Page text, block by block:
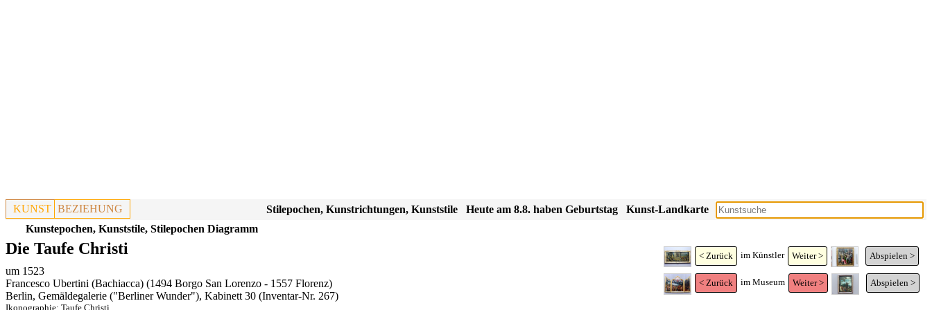
KUNST BEZIEHUNG Kunst-Landkarte
Heute am 8.8. haben Geburtstag
Stilepochen, Kunstrichtungen, Kunststile
Kunstepochen, Kunststile, Stilepochen Diagramm
< Zurück im Künstler Weiter > Abspielen >
< Zurück im Museum Weiter > Abspielen >
Die Taufe Christi
um 1523
Francesco Ubertini (Bachiacca) (1494 Borgo San Lorenzo - 1557 Florenz)
Berlin, Gemäldegalerie ("Berliner Wunder"), Kabinett 30 (Inventar-Nr. 267)
Ikonographie: Taufe Christi